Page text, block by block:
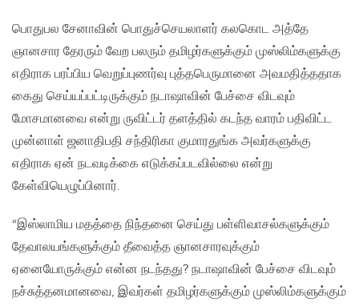
பொதுபல சேனாவின் பொதுச்செயலாளர் கலகொட அத்தே
ஞானசார தேரரும் வேற பலரும் தமிழர்களுக்கும் முஸ்லிம்களுக்கு
எதிராக பரப்பிய வெறுப்புணர்வு புத்தபெருமானை அவமதித்ததாக
கைது செய்யப்பட்டிருக்கும் நடாஷாவின் பேச்சை விடவும்
மோசமானவை என்று ருவிட்டர் தளத்தில் கடந்த வாரம் பதிவிட்ட
முன்னாள் ஜனாதிபதி சந்திரிகா குமாரதுங்க அவர்களுக்கு
எதிராக ஏன் நடவடிக்கை எடுக்கப்படவில்லை என்று
கேள்வியெழுப்பினார்.
“இஸ்லாமிய மதத்தை நிந்தனை செய்து பள்ளிவாசல்களுக்கும்
தேவாலயங்களுக்கும் தீவைத்த ஞானசாரவுக்கும்
ஏனையோருக்கும் என்ன நடந்தது? நடாஷாவின் பேச்சை விடவும்
நச்சுத்தனமானவை, இவர்கள் தமிழர்களுக்கும் முஸ்லிம்களுக்கும்